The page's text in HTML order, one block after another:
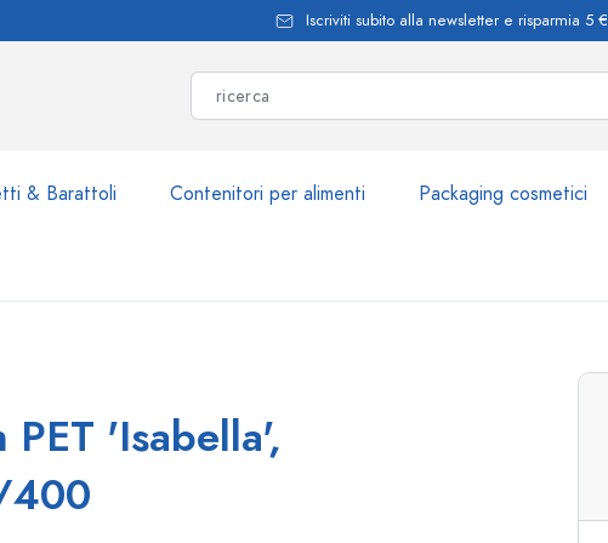
Iscriviti subito alla newsletter e risparmia 5 €
& Barattoli Contenitori per alimenti Packaging cosmetici
WECK
Bottiglie Estal
per volume
'Isabella',
400